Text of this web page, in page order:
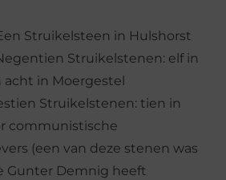
Struikelsteen in Hulshorst
Struikelstenen: elf in
in Moergestel
Struikelstenen: tien in
communistische
(een van deze stenen was
Gunter Demnig heeft